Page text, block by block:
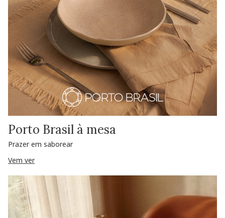
Porto Brasil à mesa
Prazer em saborear
Vem ver